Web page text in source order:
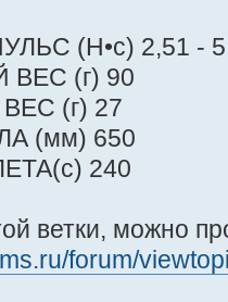
(Н•с) 2,51 -
(г) 90
(г) 27
(мм) 650
240
ветки, можно
forum/